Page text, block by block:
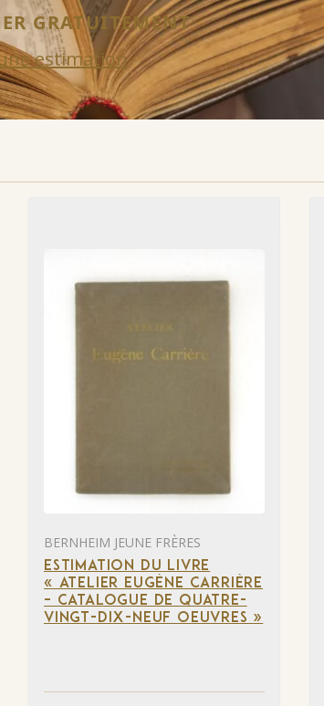
GRATUITEMENT
estimation
BERNHEIM JEUNE FRÈRES
ESTIMATION DU LIVRE
« ATELIER EUGÈNE CARRIÈRE
– CATALOGUE DE QUATRE-
VINGT-DIX-NEUF OEUVRES »